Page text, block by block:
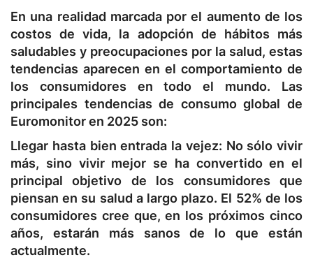
En una realidad marcada por el aumento de los
costos de vida, la adopción de hábitos más
saludables y preocupaciones por la salud, estas
tendencias aparecen en el comportamiento de
los consumidores en todo el mundo. Las
principales tendencias de consumo global de
Euromonitor en 2025 son:
Llegar hasta bien entrada la vejez: No sólo vivir
más, sino vivir mejor se ha convertido en el
principal objetivo de los consumidores que
piensan en su salud a largo plazo. El 52% de los
consumidores cree que, en los próximos cinco
años, estarán más sanos de lo que están
actualmente.